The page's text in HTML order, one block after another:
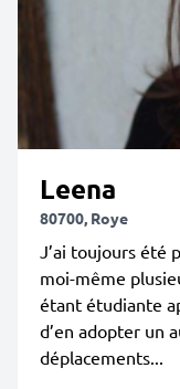
Leena
80700, Roye
J’ai toujours été
moi-même
étant étudiante
d’en adopter un
déplacements...